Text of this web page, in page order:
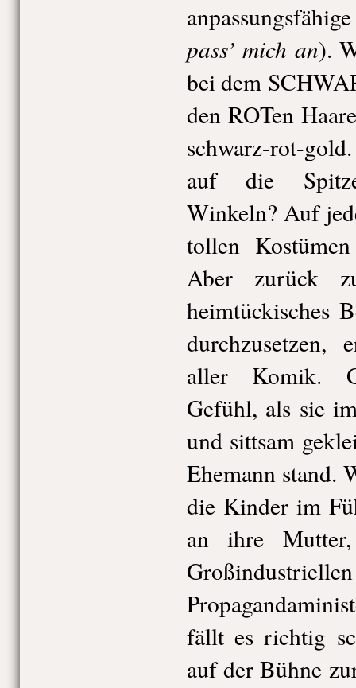
pass’ mich an).
bei dem
den ROTen
schwarz-rot-
auf die
Winkeln? Auf
tollen
Aber zurück
heimtückisches
durchzusetzen,
aller Komik.
Gefühl, als sie
und sittsam
Ehemann stand.
die Kinder im
an ihre
fällt es richtig
auf der Bühne